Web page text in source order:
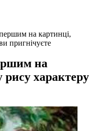
на картинці,
пригнічуєте
на
характеру